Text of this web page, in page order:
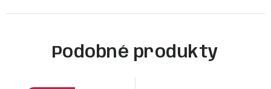
Podobné produkty